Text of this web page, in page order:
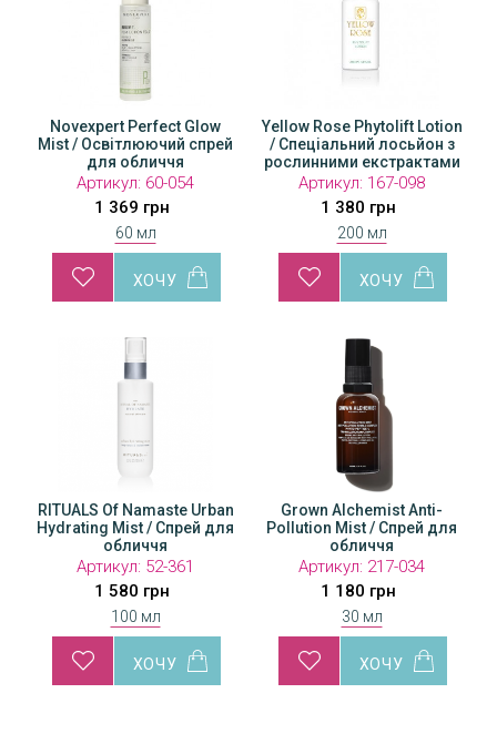
Novexpert Perfect Glow
Mist / Освітлюючий спрей
для обличчя
Артикул: 60-054
1 369 грн
60 мл
Yellow Rose Phytolift Lotion
/ Спеціальний лосьйон з
рослинними екстрактами
Артикул: 167-098
1 380 грн
200 мл
RITUALS Of Namaste Urban
Hydrating Mist / Спрей для
обличчя
Артикул: 52-361
1 580 грн
100 мл
Grown Alchemist Anti-
Pollution Mist / Спрей для
обличчя
Артикул: 217-034
1 180 грн
30 мл